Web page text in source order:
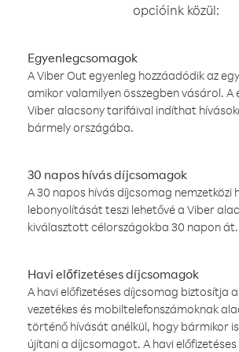
opcióink közül:
Egyenlegcsomagok
A Viber Out egyenleg hozzáadódik az
amikor valamilyen összegben vásárol. A
Viber alacsony tarifáival indíthat
bármely országába.
30 napos hívás díjcsomagok
A 30 napos hívás díjcsomag nemzetközi
lebonyolítását teszi lehetővé a Viber
kiválasztott célországokba 30 napon át.
Havi előfizetéses díjcsomagok
A havi előfizetéses díjcsomag biztosítja
vezetékes és mobiltelefonszámoknak
történő hívását anélkül, hogy bármikor
újítani a díjcsomagot. A havi